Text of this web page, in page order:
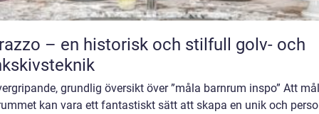
– en historisk och stilfull golv- och
grundlig översikt över ”måla barnrum inspo” Att
kan vara ett fantastiskt sätt att skapa en unik och